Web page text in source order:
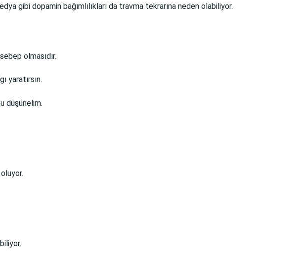
gibi dopamin bağımlılıkları da travma tekrarına neden olabiliyor.
olmasıdır.
yaratırsın.
düşünelim.